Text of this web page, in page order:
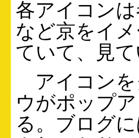
各アイコン
など京をイ
ていて、見
アイコンを
ウがポップ
る。ブログ